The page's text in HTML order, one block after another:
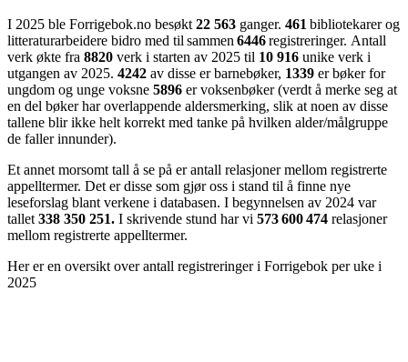
I 2025 ble Forrigebok.no besøkt 22 563 ganger. 461 bibliotekarer og
litteraturarbeidere bidro med til sammen 6446registreringer. Antall
verk økte fra 8820 verk i starten av 2025 til 10 916 unike verk i
utgangen av 2025. 4242 av disse er barnebøker, 1339 er bøker for
ungdom og unge voksne 5896 er voksenbøker (verdt å merke seg at
en del bøker har overlappende aldersmerking, slik at noen av disse
tallene blir ikke helt korrekt med tanke på hvilken alder/målgruppe
de faller innunder).
Et annet morsomt tall å se på er antall relasjoner mellom registrerte
appelltermer. Det er disse som gjør oss i stand til å finne nye
leseforslag blant verkene i databasen. I begynnelsen av 2024 var
tallet 338 350 251. I skrivende stund har vi 573600474 relasjoner
mellom registrerte appelltermer.
Her er en oversikt over antall registreringer i Forrigebok per uke i
2025